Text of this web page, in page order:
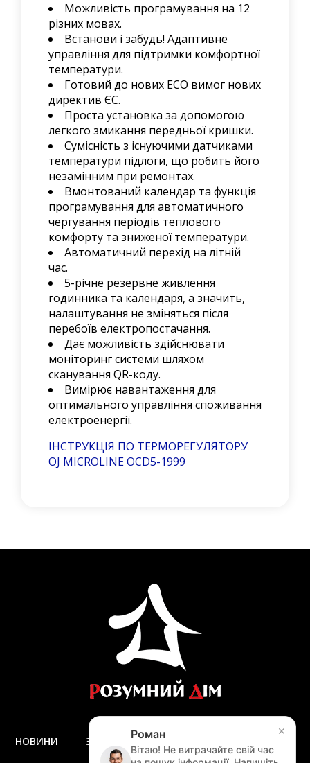
Можливість програмування на 12
різних мовах.
Встанови і забудь! Адаптивне
управління для підтримки комфортної
температури.
Готовий до нових ЕСО вимог нових
директив ЄС.
Проста установка за допомогою
легкого змикання передньої кришки.
Сумісність з існуючими датчиками
температури підлоги, що робить його
незамінним при ремонтах.
Вмонтований календар та функція
програмування для автоматичного
чергування періодів теплового
комфорту та зниженої температури.
Автоматичний перехід на літній
час.
5-річне резервне живлення
годинника та календаря, а значить,
налаштування не зміняться після
перебоїв електропостачання.
Дає можливість здійснювати
моніторинг системи шляхом
сканування QR-коду.
Вимірює навантаження для
оптимального управління споживання
електроенергії.
ІНСТРУКЦІЯ ПО ТЕРМОРЕГУЛЯТОРУ
OJ MICROLINE OCD5-1999
НОВИНИ ЗАПИТАННЯ ТА ВІДПОВІДІ
ЗАМІР
Роман
Вітаю! Не витрачайте свій час
×